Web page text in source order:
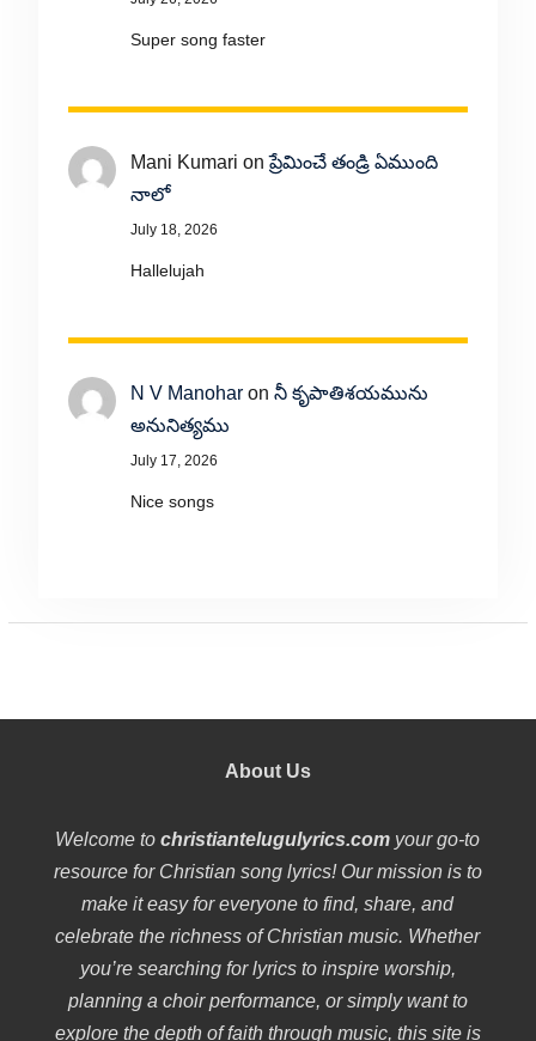
Super song faster
Mani Kumari onప్రేమించే తండ్రి ఏముంది
నాలో
July 18, 2026
Hallelujah
N V Manoharon నీ కృపాతిశయమును
అనునిత్యము
July 17, 2026
Nice songs
About Us
Welcome tochristiantelugulyrics.com your go-to
resource for Christian song lyrics! Our mission is to
make it easy for everyone to find, share, and
celebrate the richness of Christian music. Whether
you’re searching for lyrics to inspire worship,
planning a choir performance, or simply want to
explore the depth of faith through music, this site is